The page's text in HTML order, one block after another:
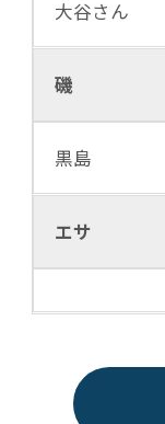
大谷さん
磯
黒島
エサ